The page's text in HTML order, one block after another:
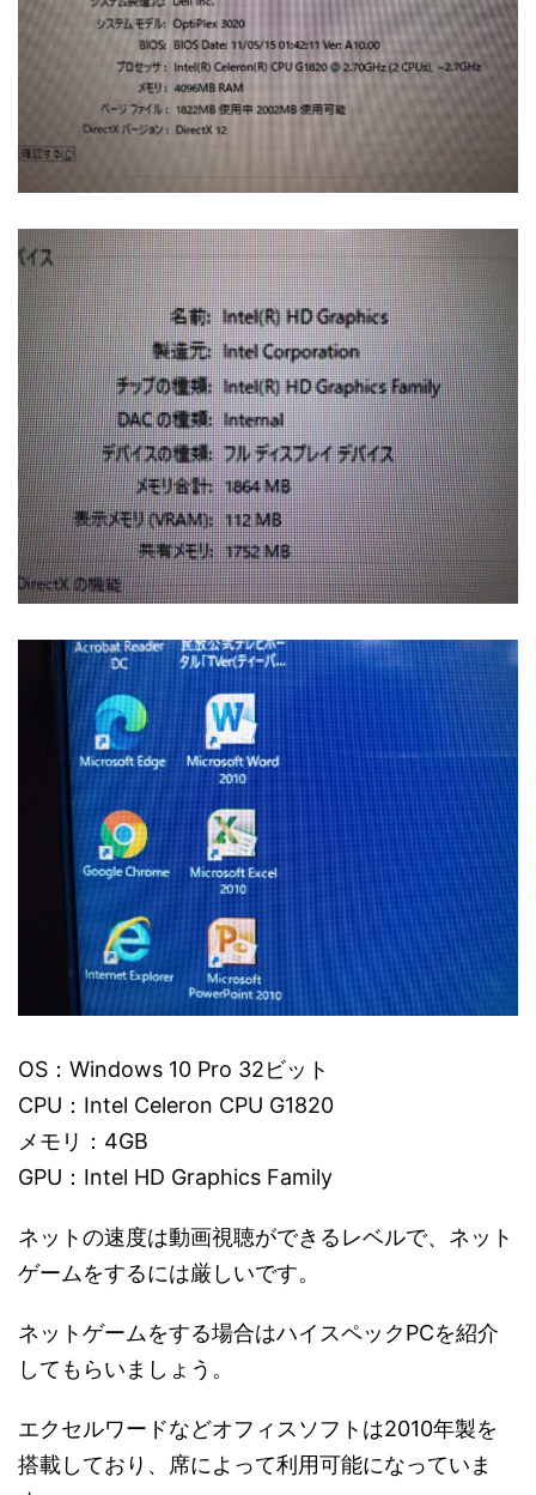
OS：Windows 10 Pro 32ビット
CPU：Intel Celeron CPU G1820
メモリ：4GB
GPU：Intel HD Graphics Family
ネットの速度は動画視聴ができるレベルで、ネット
ゲームをするには厳しいです。
ネットゲームをする場合はハイスペックPCを紹介
してもらいましょう。
エクセルワードなどオフィスソフトは2010年製を
搭載しており、席によって利用可能になっていま